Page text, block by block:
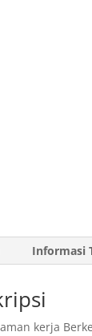
Informasi
kerja